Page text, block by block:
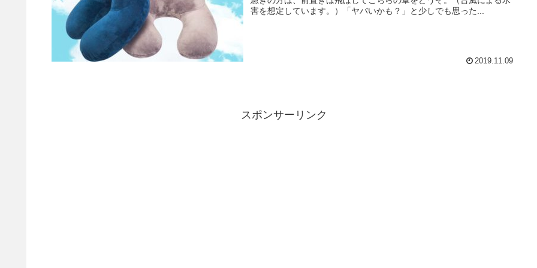
害を想定しています。）「ヤバいかも？」と少しでも思った...
2019.11.09
スポンサーリンク